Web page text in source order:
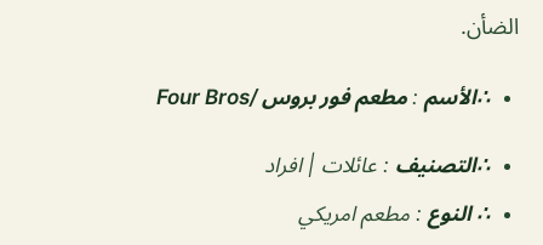
الضأن.
∴الأسم : مطعم فور بروس/Four Bros
∴التصنيف : عائلات | افراد
∴ النوع : مطعم امريكي